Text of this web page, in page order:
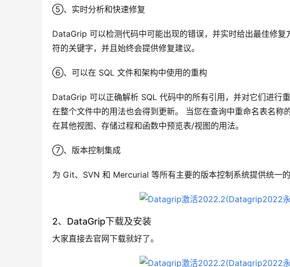
⑤、实时分析和快速修复
DataGrip 可以检测代码中可能出现的错误，并实时给出最佳修
符的关键字，并且始终会提供修复建议。
⑥、可以在 SQL 文件和架构中使用的重构
DataGrip 可以正确解析 SQL 代码中的所有引用，并对它们进行
在整个文件中的用法也会得到更新。 当您在查询中重命名表名称
在其他视图、存储过程和函数中预览表/视图的用法。
⑦、版本控制集成
为 Git、SVN 和 Mercurial 等所有主要的版本控制系统提供统一的
2、DataGrip下载及安装
大家直接去官网下载就好了。